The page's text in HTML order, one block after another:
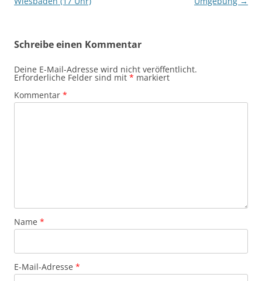
Schreibe einen Kommentar
Deine E-Mail-Adresse wird nicht veröffentlicht.
Erforderliche Felder sind mit * markiert
Kommentar *
Name *
E-Mail-Adresse *